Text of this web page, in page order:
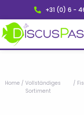
Inhalt
springen
+31 (0) 6 -
Home / Vollständiges
Sortiment
/